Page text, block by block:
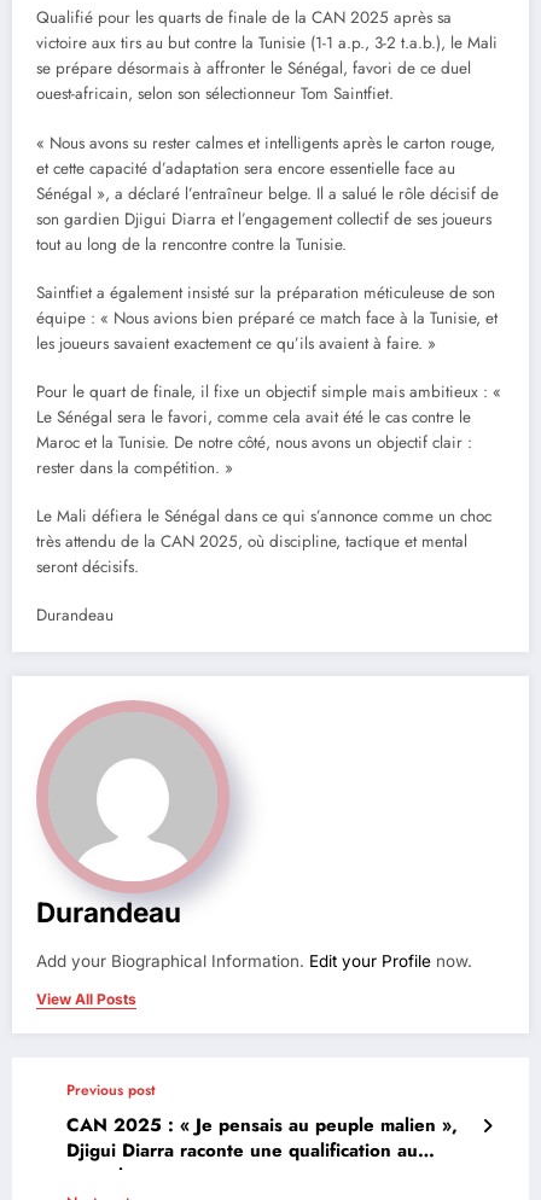
Qualifié pour les quarts de finale de la CAN 2025 après sa
victoire aux tirs au but contre la Tunisie (1-1 a.p., 3-2 t.a.b.), le Mali
se prépare désormais à affronter le Sénégal, favori de ce duel
ouest-africain, selon son sélectionneur Tom Saintfiet.
« Nous avons su rester calmes et intelligents après le carton rouge,
et cette capacité d’adaptation sera encore essentielle face au
Sénégal », a déclaré l’entraîneur belge. Il a salué le rôle décisif de
son gardien Djigui Diarra et l’engagement collectif de ses joueurs
tout au long de la rencontre contre la Tunisie.
Saintfiet a également insisté sur la préparation méticuleuse de son
équipe : « Nous avions bien préparé ce match face à la Tunisie, et
les joueurs savaient exactement ce qu’ils avaient à faire. »
Pour le quart de finale, il fixe un objectif simple mais ambitieux : «
Le Sénégal sera le favori, comme cela avait été le cas contre le
Maroc et la Tunisie. De notre côté, nous avons un objectif clair :
rester dans la compétition. »
Le Mali défiera le Sénégal dans ce qui s’annonce comme un choc
très attendu de la CAN 2025, où discipline, tactique et mental
seront décisifs.
Durandeau
Durandeau
Add your Biographical Information. Edit your Profile now.
View All Posts
Previous post
CAN 2025 : « Je pensais au peuple malien »,
Djigui Diarra raconte une qualification au
mental